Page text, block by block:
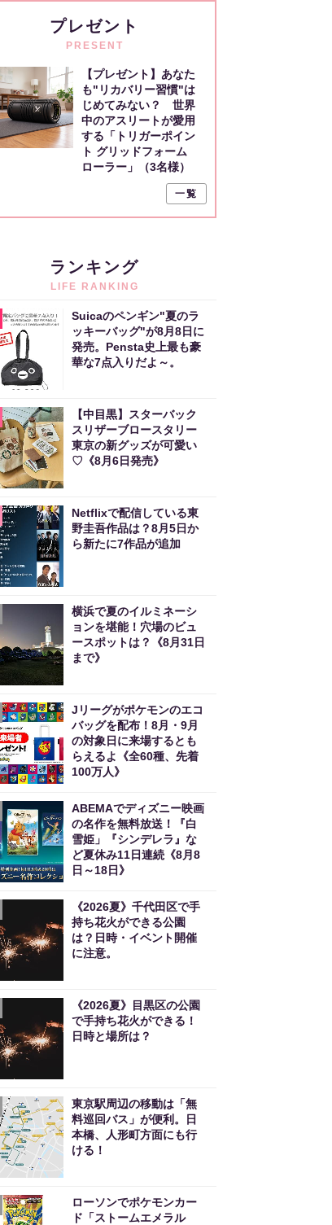
プレゼント
PRESENT
【プレゼント】あなた
も"リカバリー習慣"は
じめてみない？ 世界
中のアスリートが愛用
する「トリガーポイン
ト グリッドフォーム
ローラー」（3名様）
一覧
ランキング
LIFE RANKING
Suicaのペンギン"夏のラ
ッキーバッグ"が8月8日に
発売。Pensta史上最も豪
華な7点入りだよ～。
【中目黒】スターバック
スリザーブロースタリー
東京の新グッズが可愛い
♡《8月6日発売》
Netflixで配信している東
野圭吾作品は？8月5日か
ら新たに7作品が追加
横浜で夏のイルミネーシ
ョンを堪能！穴場のビュ
ースポットは？《8月31日
まで》
Jリーグがポケモンのエコ
バッグを配布！8月・9月
の対象日に来場するとも
らえるよ《全60種、先着
100万人》
ABEMAでディズニー映画
の名作を無料放送！『白
雪姫」『シンデレラ』な
ど夏休み11日連続《8月8
日～18日》
《2026夏》千代田区で手
持ち花火ができる公園
は？日時・イベント開催
に注意。
《2026夏》目黒区の公園
で手持ち花火ができる！
日時と場所は？
東京駅周辺の移動は「無
料巡回バス」が便利。日
本橋、人形町方面にも行
ける！
ローソンでポケモンカー
ド「ストームエメラル